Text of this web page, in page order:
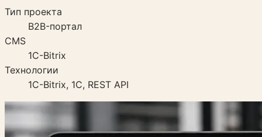
Тип проекта
B2B-портал
CMS
1C-Bitrix
Технологии
1C-Bitrix, 1С, REST API